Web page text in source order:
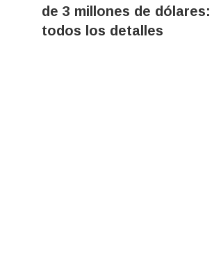
de 3 millones de dólares:
todos los detalles